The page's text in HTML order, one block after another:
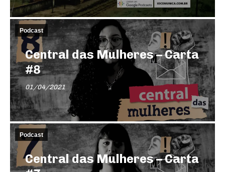
Podcast
Central das Mulheres – Carta
#8
01/04/2021
Podcast
Central das Mulheres – Carta